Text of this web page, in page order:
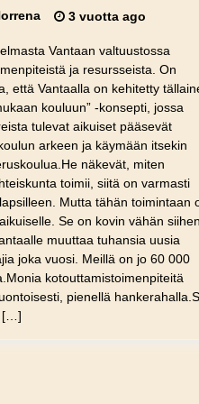
3 vuotta ago
Vantaan valtuustossa
ja resursseista. On
että Vantaalla on kehitetty
kouluun” -konsepti, jossa
tulevat aikuiset pääsevät
arkeen ja käymään itsekin
näkevät, miten
toimii, siitä on varmasti
Mutta tähän toimintaan
Se on kovin vähän siihen
muuttaa tuhansia uusia
joka vuosi. Meillä on jo 60 000
kotouttamistoimenpiteitä
pienellä
[…]